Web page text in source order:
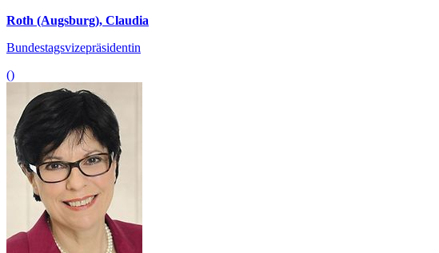
Roth (Augsburg), Claudia
Bundestagsvizepräsidentin
()